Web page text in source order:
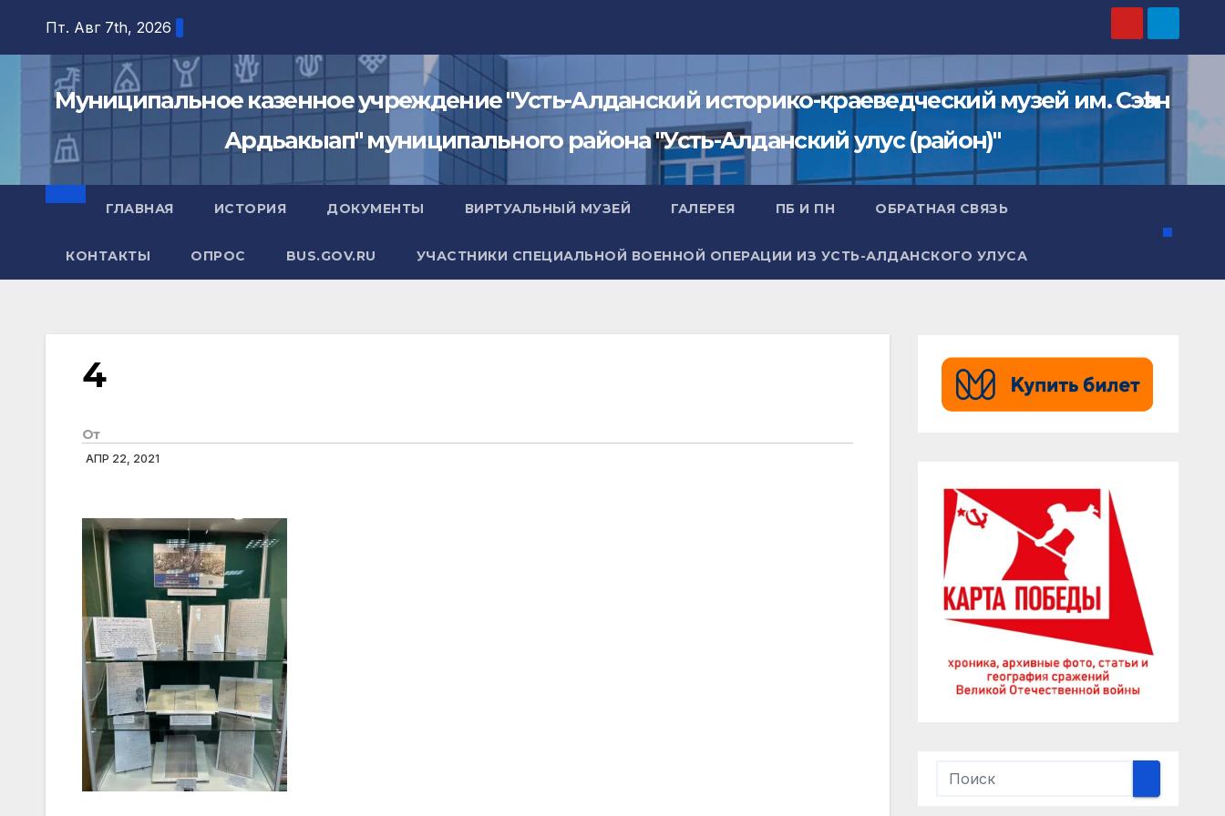
содержимому
Пт. Авг 7th, 2026
Муниципальное казенное учреждение "Усть-Алданский историко-краеведческий музей им. Сэһэн
Ардьакыап" муниципального района "Усть-Алданский улус (район)"
ГЛАВНАЯ ИСТОРИЯ ДОКУМЕНТЫ ВИРТУАЛЬНЫЙ МУЗЕЙ ГАЛЕРЕЯ ПБ И ПН ОБРАТНАЯ СВЯЗЬ
КОНТАКТЫ ОПРОС BUS.GOV.RU УЧАСТНИКИ СПЕЦИАЛЬНОЙ ВОЕННОЙ ОПЕРАЦИИ ИЗ УСТЬ-АЛДАНСКОГО УЛУСА
4
От
АПР 22, 2021